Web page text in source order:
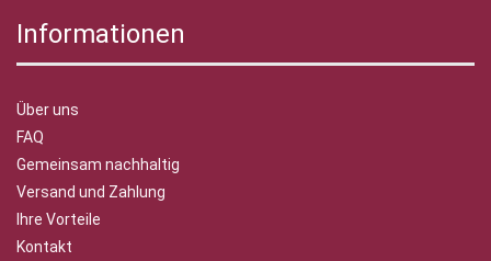
Informationen
Über uns
FAQ
Gemeinsam nachhaltig
Versand und Zahlung
Ihre Vorteile
Kontakt